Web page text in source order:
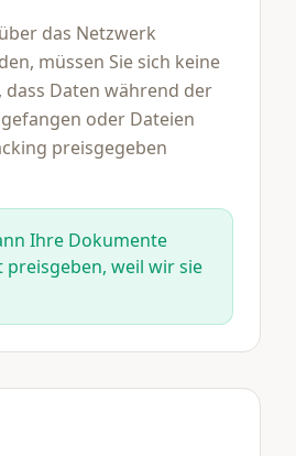
das Netzwerk
müssen Sie sich keine
dass Daten während der
oder Dateien
preisgegeben
Ihre Dokumente
preisgeben, weil wir sie